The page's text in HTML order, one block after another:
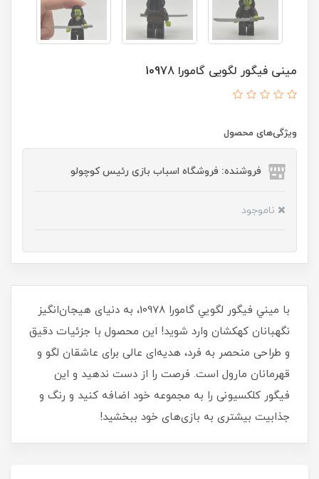
مینی فیگور لگویی گامورا 10978
ویژگی‌های محصول
فروشنده: فروشگاه اسباب بازی رئیس کوچولو
ناموجود
با ميني فيگور لگويي گامورا 10978، به دنیای هیجان‌انگیز
نگهبانان کهکشان وارد شوید! این محصول با جزئیات دقیق
و طراحی منحصر به فرد، هدیه‌ای عالی برای عاشقان لگو و
قهرمانان مارول است. فرصت را از دست ندهید و این
فیگور کلکسیونی را به مجموعه خود اضافه کنید و رنگ و
جذابیت بیشتری به بازی‌های خود ببخشید!